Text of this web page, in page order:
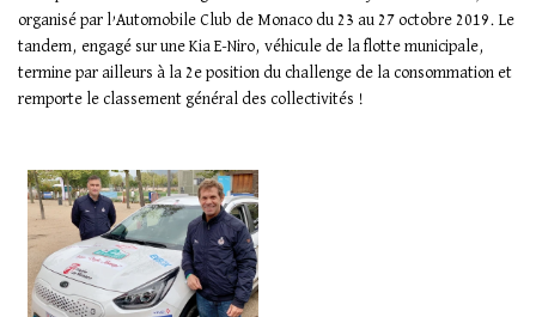
organisé par l’Automobile Club de Monaco du 23 au 27 octobre 2019. Le
tandem, engagé sur une Kia E-Niro, véhicule de la flotte municipale,
termine par ailleurs à la 2e position du challenge de la consommation et
remporte le classement général des collectivités !